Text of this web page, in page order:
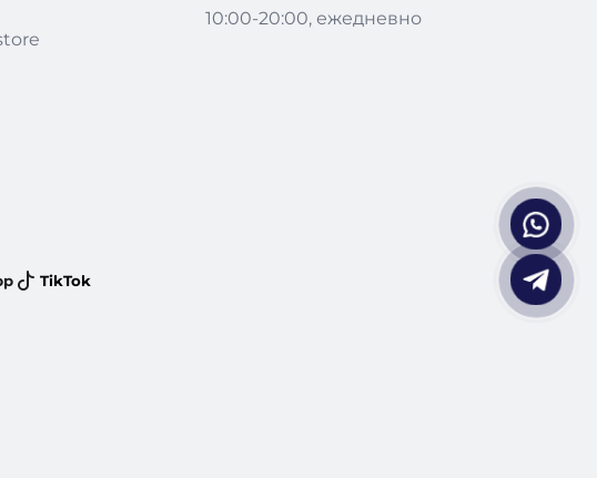
10:00-20:00, ежедневно
TikTok